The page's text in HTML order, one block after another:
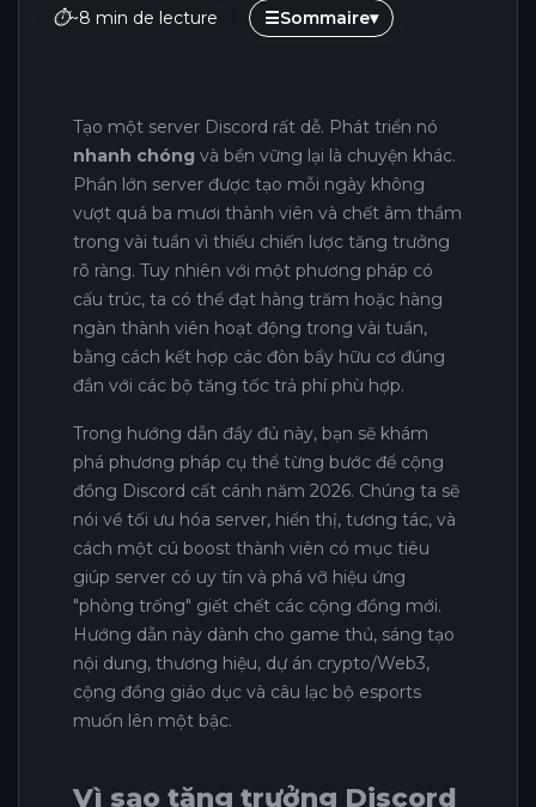
⏱~8 min de lecture ☰Sommaire▾
Tạo một server Discord rất dễ. Phát triển nó
nhanh chóng và bền vững lại là chuyện khác.
Phần lớn server được tạo mỗi ngày không
vượt quá ba mươi thành viên và chết âm thầm
trong vài tuần vì thiếu chiến lược tăng trưởng
rõ ràng. Tuy nhiên với một phương pháp có
cấu trúc, ta có thể đạt hàng trăm hoặc hàng
ngàn thành viên hoạt động trong vài tuần,
bằng cách kết hợp các đòn bẩy hữu cơ đúng
đắn với các bộ tăng tốc trả phí phù hợp.
Trong hướng dẫn đầy đủ này, bạn sẽ khám
phá phương pháp cụ thể từng bước để cộng
đồng Discord cất cánh năm 2026. Chúng ta sẽ
nói về tối ưu hóa server, hiển thị, tương tác, và
cách một cú boost thành viên có mục tiêu
giúp server có uy tín và phá vỡ hiệu ứng
"phòng trống" giết chết các cộng đồng mới.
Hướng dẫn này dành cho game thủ, sáng tạo
nội dung, thương hiệu, dự án crypto/Web3,
cộng đồng giáo dục và câu lạc bộ esports
muốn lên một bậc.
Vì sao tăng trưởng Discord